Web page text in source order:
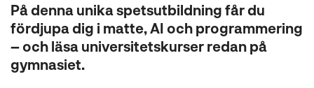
På denna unika spetsutbildning får du
fördjupa dig i matte, AI och programmering
– och läsa universitetskurser redan på
gymnasiet.